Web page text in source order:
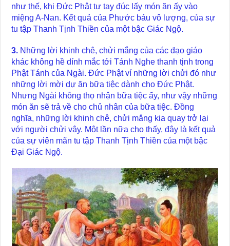
như thế, khi Đức Phật tự tay đúc lấy món ăn ấy vào
miệng A-Nan. Kết quả của Phước báu vô lượng, của sự
tu tập Thanh Tịnh Thiền của một bậc Giác Ngộ.
3. Những lời khinh chê, chửi mắng của các đạo giáo
khác không hề dính mắc tới Tánh Nghe thanh tịnh trong
Phật Tánh của Ngài. Đức Phật ví những lời chửi đó như
những lời mời dự ăn bữa tiệc dành cho Đức Phật.
Nhưng Ngài không thọ nhận bữa tiệc ấy, như vậy những
món ăn sẽ trả về cho chủ nhân của bữa tiệc. Đồng
nghĩa, những lời khinh chê, chửi mắng kia quay trở lại
với người chửi vậy. Một lần nữa cho thấy, đây là kết quả
của sự viên mãn tu tập Thanh Tịnh Thiền của một bậc
Đại Giác Ngộ.